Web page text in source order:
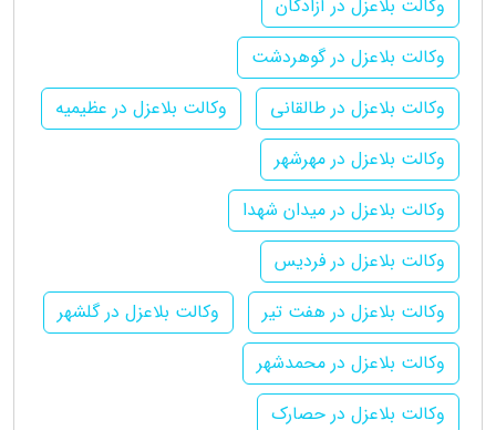
وکالت بلاعزل در آزادگان
وکالت بلاعزل در گوهردشت
وکالت بلاعزل در طالقانی
وکالت بلاعزل در عظیمیه
وکالت بلاعزل در مهرشهر
وکالت بلاعزل در میدان شهدا
وکالت بلاعزل در فردیس
وکالت بلاعزل در هفت تیر
وکالت بلاعزل در گلشهر
وکالت بلاعزل در محمدشهر
وکالت بلاعزل در حصارک